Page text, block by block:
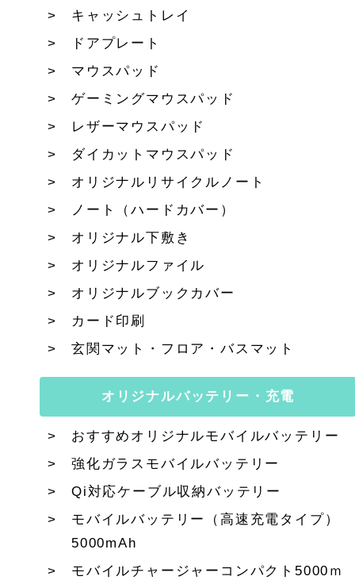
キャッシュトレイ
ドアプレート
マウスパッド
ゲーミングマウスパッド
レザーマウスパッド
ダイカットマウスパッド
オリジナルリサイクルノート
ノート（ハードカバー）
オリジナル下敷き
オリジナルファイル
オリジナルブックカバー
カード印刷
玄関マット・フロア・バスマット
オリジナルバッテリー・充電
おすすめオリジナルモバイルバッテリー
強化ガラスモバイルバッテリー
Qi対応ケーブル収納バッテリー
モバイルバッテリー（高速充電タイプ）
5000mAh
モバイルチャージャーコンパクト5000ｍ